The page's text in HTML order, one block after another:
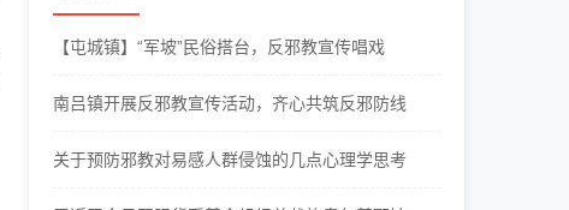
【屯城镇】“军坡”民俗搭台，反邪教宣传唱戏
南吕镇开展反邪教宣传活动，齐心共筑反邪防线
关于预防邪教对易感人群侵蚀的几点心理学思考